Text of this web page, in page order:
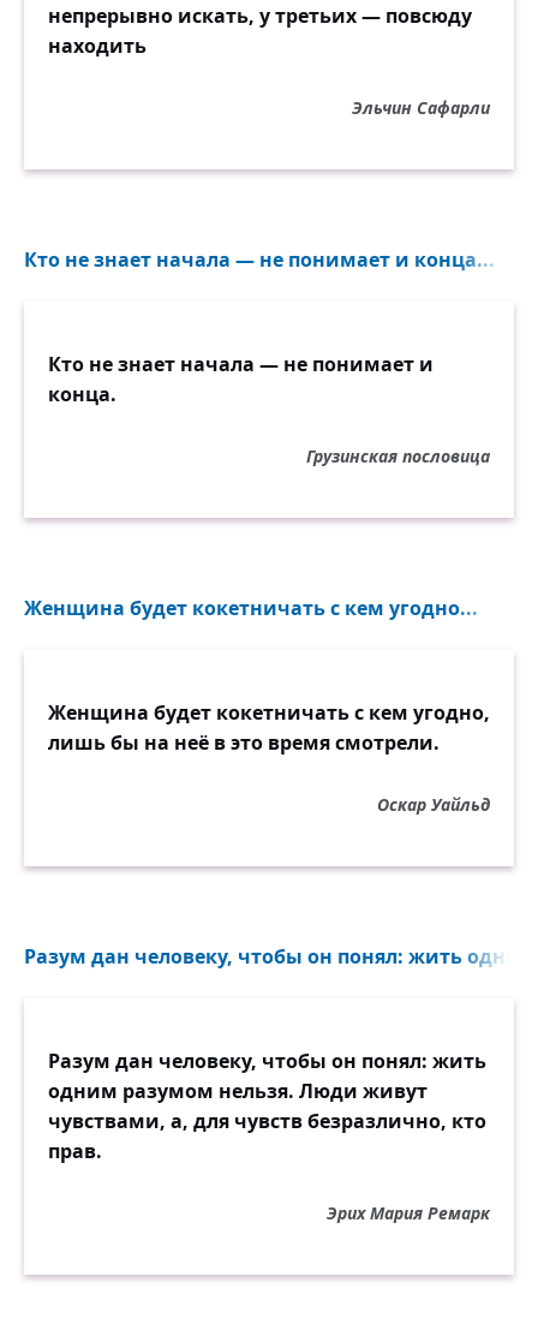
непрерывно искать, у третьих — повсюду
находить
Эльчин Сафарли
Кто не знает начала — не понимает и конца...
Кто не знает начала — не понимает и
конца.
Грузинская пословица
Женщина будет кокетничать с кем угодно...
Женщина будет кокетничать с кем угодно,
лишь бы на неё в это время смотрели.
Оскар Уайльд
Разум дан человеку, чтобы он понял: жить
Разум дан человеку, чтобы он понял: жить
одним разумом нельзя. Люди живут
чувствами, а, для чувств безразлично, кто
прав.
Эрих Мария Ремарк